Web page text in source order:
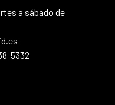
a sábado de
5332